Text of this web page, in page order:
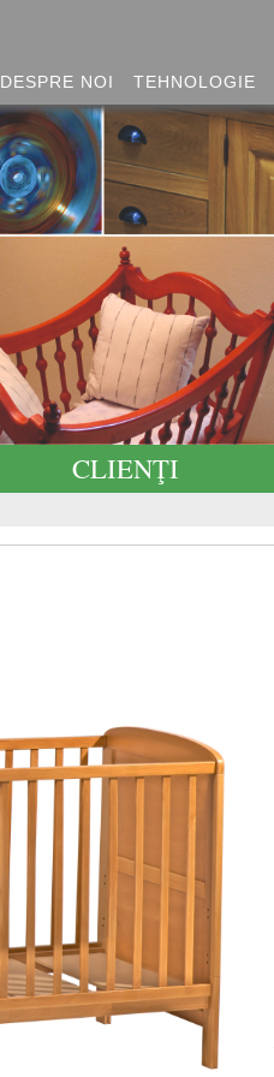
DESPRE NOI TEHNOLOGIE
CLIENŢI